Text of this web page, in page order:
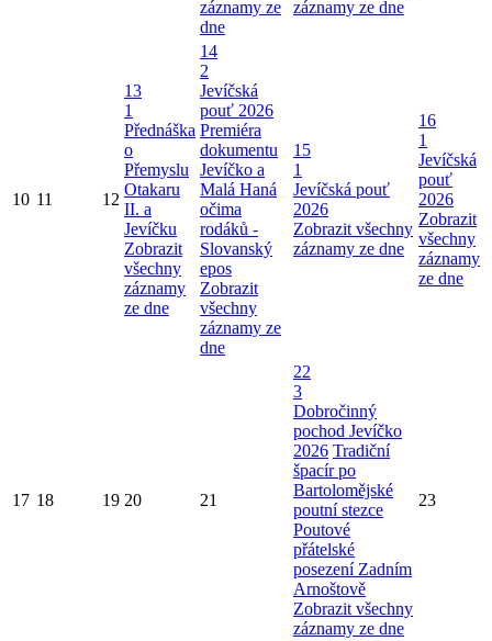
záznamy ze
dne
záznamy ze dne
10 11 12
13
1
Přednáška
o
Přemyslu
Otakaru
II. a
Jevíčku
Zobrazit
všechny
záznamy
ze dne
14
2
Jevíčská
pouť 2026
Premiéra
dokumentu
Jevíčko a
Malá Haná
očima
rodáků -
Slovanský
epos
Zobrazit
všechny
záznamy ze
dne
15
1
Jevíčská pouť
2026
Zobrazit všechny
záznamy ze dne
16
1
Jevíčská
pouť
2026
Zobrazit
všechny
záznamy
ze dne
17 18 19 20 21
22
3
Dobročinný
pochod Jevíčko
2026 Tradiční
špacír po
Bartolomějské
poutní stezce
Poutové
přátelské
posezení Zadním
Arnoštově
Zobrazit všechny
záznamy ze dne
23